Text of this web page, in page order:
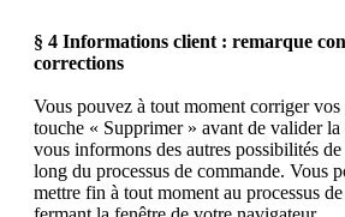
§ 4 Informations client : remarque
corrections
Vous pouvez à tout moment corriger vos
touche « Supprimer » avant de valider
vous informons des autres possibilités
long du processus de commande. Vous
mettre fin à tout moment au processus